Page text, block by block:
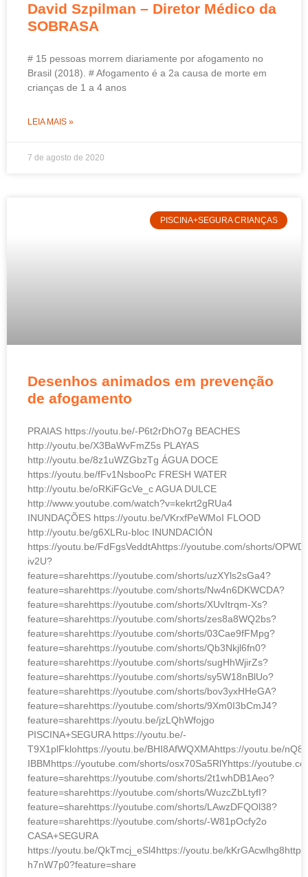
David Szpilman – Diretor Médico da
SOBRASA
# 15 pessoas morrem diariamente por afogamento no
Brasil (2018). # Afogamento é a 2a causa de morte em
crianças de 1 a 4 anos
LEIA MAIS »
7 de agosto de 2020
PISCINA+SEGURA CRIANÇAS
Desenhos animados em prevenção
de afogamento
PRAIAS https://youtu.be/-P6t2rDhO7g BEACHES
http://youtu.be/X3BaWvFmZ5s PLAYAS
http://youtu.be/8z1uWZGbzTg ÁGUA DOCE
https://youtu.be/fFv1NsbooPc FRESH WATER
http://youtu.be/oRKiFGcVe_c AGUA DULCE
http://www.youtube.com/watch?v=kekrt2gRUa4
INUNDAÇÕES https://youtu.be/VKrxfPeWMoI FLOOD
http://youtu.be/g6XLRu-bloc INUNDACIÓN
https://youtu.be/FdFgsVeddtAhttps://youtube.com/shorts/
iv2U?
feature=sharehttps://youtube.com/shorts/uzXYls2sGa4?
feature=sharehttps://youtube.com/shorts/Nw4n6DKWCDA?
feature=sharehttps://youtube.com/shorts/XUvItrqm-Xs?
feature=sharehttps://youtube.com/shorts/zes8a8WQ2bs?
feature=sharehttps://youtube.com/shorts/03Cae9fFMpg?
feature=sharehttps://youtube.com/shorts/Qb3Nkjl6fn0?
feature=sharehttps://youtube.com/shorts/sugHhWjirZs?
feature=sharehttps://youtube.com/shorts/sy5W18nBlUo?
feature=sharehttps://youtube.com/shorts/bov3yxHHeGA?
feature=sharehttps://youtube.com/shorts/9Xm0I3bCmJ4?
feature=sharehttps://youtu.be/jzLQhWfojgo
PISCINA+SEGURA https://youtu.be/-
T9X1plFklohttps://youtu.be/BHI8AfWQXMAhttps://youtu.be/
IBBMhttps://youtube.com/shorts/osx70Sa5RlYhttps://
feature=sharehttps://youtube.com/shorts/2t1whDB1Aeo?
feature=sharehttps://youtube.com/shorts/WuzcZbLtyfI?
feature=sharehttps://youtube.com/shorts/LAwzDFQOl38?
feature=sharehttps://youtube.com/shorts/-W81pOcfy2o
CASA+SEGURA
https://youtu.be/QkTmcj_eSl4https://youtu.be/
h7nW7p0?feature=share